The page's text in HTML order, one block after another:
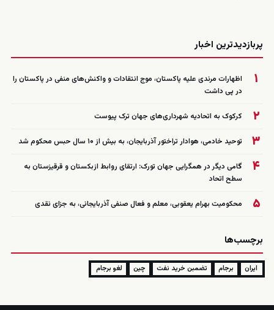
پربازدیدترین اخبار
۱
اظهارات مرندی علیه پاکستان، موج انتقادات و واکنش‌های منفی در پاکستان را
در پی داشت
۲ کرکوک به اتحادیه شهرداری‌های جهان ترک پیوست
۳ توحید خادمی، هوادار تراختور آذربایجان، به بیش از ۱۰ سال حبس محکوم شد
۴
گامی دیگر در همگرایی جهان تورک: ارتقای روابط ازبکستان و قرقیزستان به
سطح اتحاد
۵ محکومیت بهرام یعقوبی، معلم و فعال صنفی آذربایجانی، به جزای نقدی
برچسب‌ها
ایران برجام تضمبن خرید نفت چین لغو برجام